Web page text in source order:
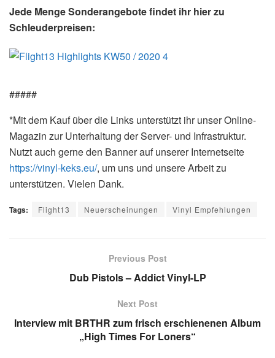
Jede Menge Sonderangebote findet ihr hier zu
Schleuderpreisen:
#####
*Mit dem Kauf über die Links unterstützt ihr unser Online-
Magazin zur Unterhaltung der Server- und Infrastruktur.
Nutzt auch gerne den Banner auf unserer Internetseite
https://vinyl-keks.eu/, um uns und unsere Arbeit zu
unterstützen. Vielen Dank.
Tags: Flight13 Neuerscheinungen Vinyl Empfehlungen
Previous Post
Dub Pistols – Addict Vinyl-LP
Next Post
Interview mit BRTHR zum frisch erschienenen Album
„High Times For Loners“